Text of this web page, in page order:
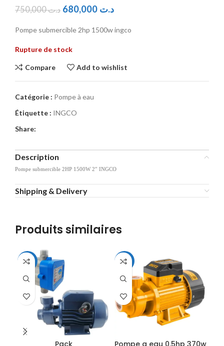
د.ت750,000 د.ت
Pompe submercible 2hp 1500w ingco
Rupture de stock
Compare Add to wishlist
Catégorie : Pompe à eau
Étiquette : INGCO
Share:
Description
Pompe submercible 2HP 1500W 2″ INGCO
Shipping & Delivery
Produits similaires
-12%
Pack
-14%
Pompe a eau 0.5hp 370w